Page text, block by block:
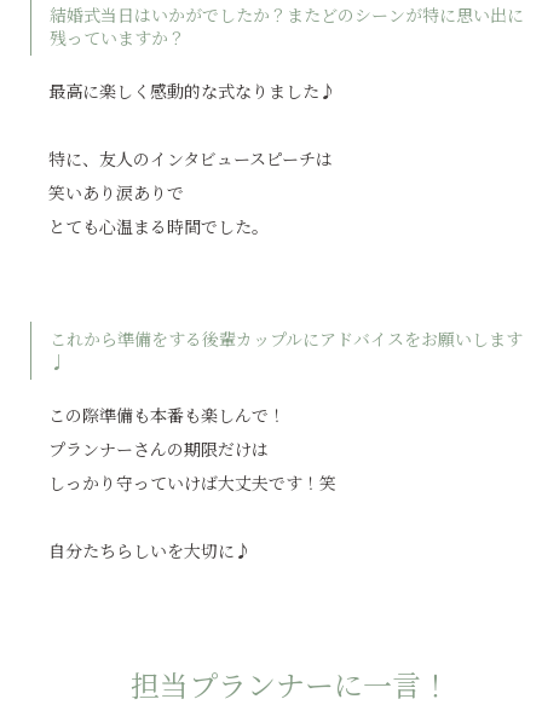
結婚式当日はいかがでしたか？またどのシーンが特に思い出に
残っていますか？
最高に楽しく感動的な式なりました♪
特に、友人のインタビュースピーチは
笑いあり涙ありで
とても心温まる時間でした。
これから準備をする後輩カップルにアドバイスをお願いします
♩
この際準備も本番も楽しんで！
プランナーさんの期限だけは
しっかり守っていけば大丈夫です！笑
自分たちらしいを大切に♪
担当プランナーに一言！